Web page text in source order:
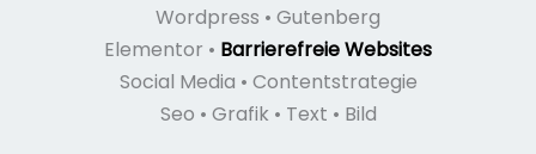
Wordpress • Gutenberg
Elementor • Barrierefreie Websites
Social Media • Contentstrategie
Seo • Grafik • Text • Bild